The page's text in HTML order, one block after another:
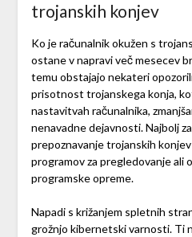
trojanskih konjev
Ko je računalnik okužen s
ostane v napravi več mesecev
temu obstajajo nekateri
prisotnost trojanskega konja,
nastavitvah računalnika,
nenavadne dejavnosti. Najbolj
prepoznavanje trojanskih
programov za pregledovanje ali
programske opreme.
Napadi s križanjem spletnih
grožnjo kibernetski varnosti. Ti